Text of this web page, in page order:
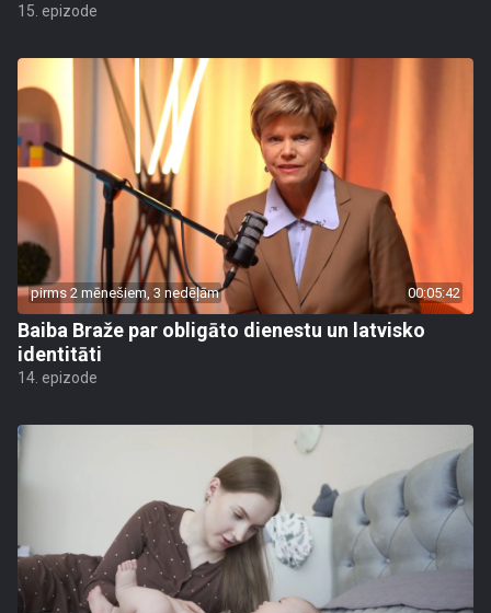
15. epizode
pirms 2 mēnešiem, 3 nedēļām 00:05:42
Baiba Braže par obligāto dienestu un latvisko
identitāti
14. epizode